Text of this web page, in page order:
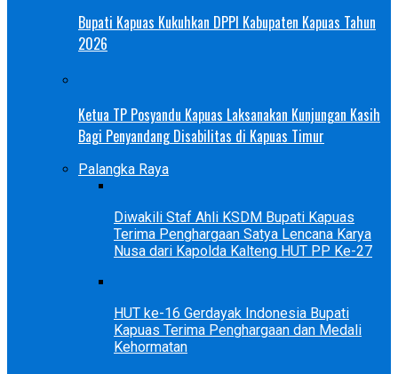
Bupati Kapuas Kukuhkan DPPI Kabupaten Kapuas Tahun
2026
Ketua TP Posyandu Kapuas Laksanakan Kunjungan Kasih
Bagi Penyandang Disabilitas di Kapuas Timur
Palangka Raya
Diwakili Staf Ahli KSDM Bupati Kapuas
Terima Penghargaan Satya Lencana Karya
Nusa dari Kapolda Kalteng HUT PP Ke-27
HUT ke-16 Gerdayak Indonesia Bupati
Kapuas Terima Penghargaan dan Medali
Kehormatan